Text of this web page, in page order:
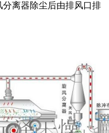
离器除尘后由排风口排